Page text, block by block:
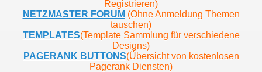
Registrieren)
NETZMASTER FORUM (Ohne Anmeldung Themen
tauschen)
TEMPLATES(Template Sammlung für verschiedene
Designs)
PAGERANK BUTTONS(Übersicht von kostenlosen
Pagerank Diensten)